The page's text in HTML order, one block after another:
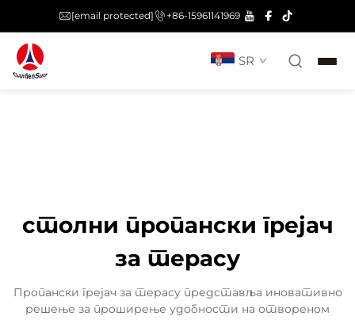
[email protected] +86-15961141969
SR
столни пропански грејач
за терасу
Пропански грејач за терасу представља иновативно
решење за проширење удобности на отвореном